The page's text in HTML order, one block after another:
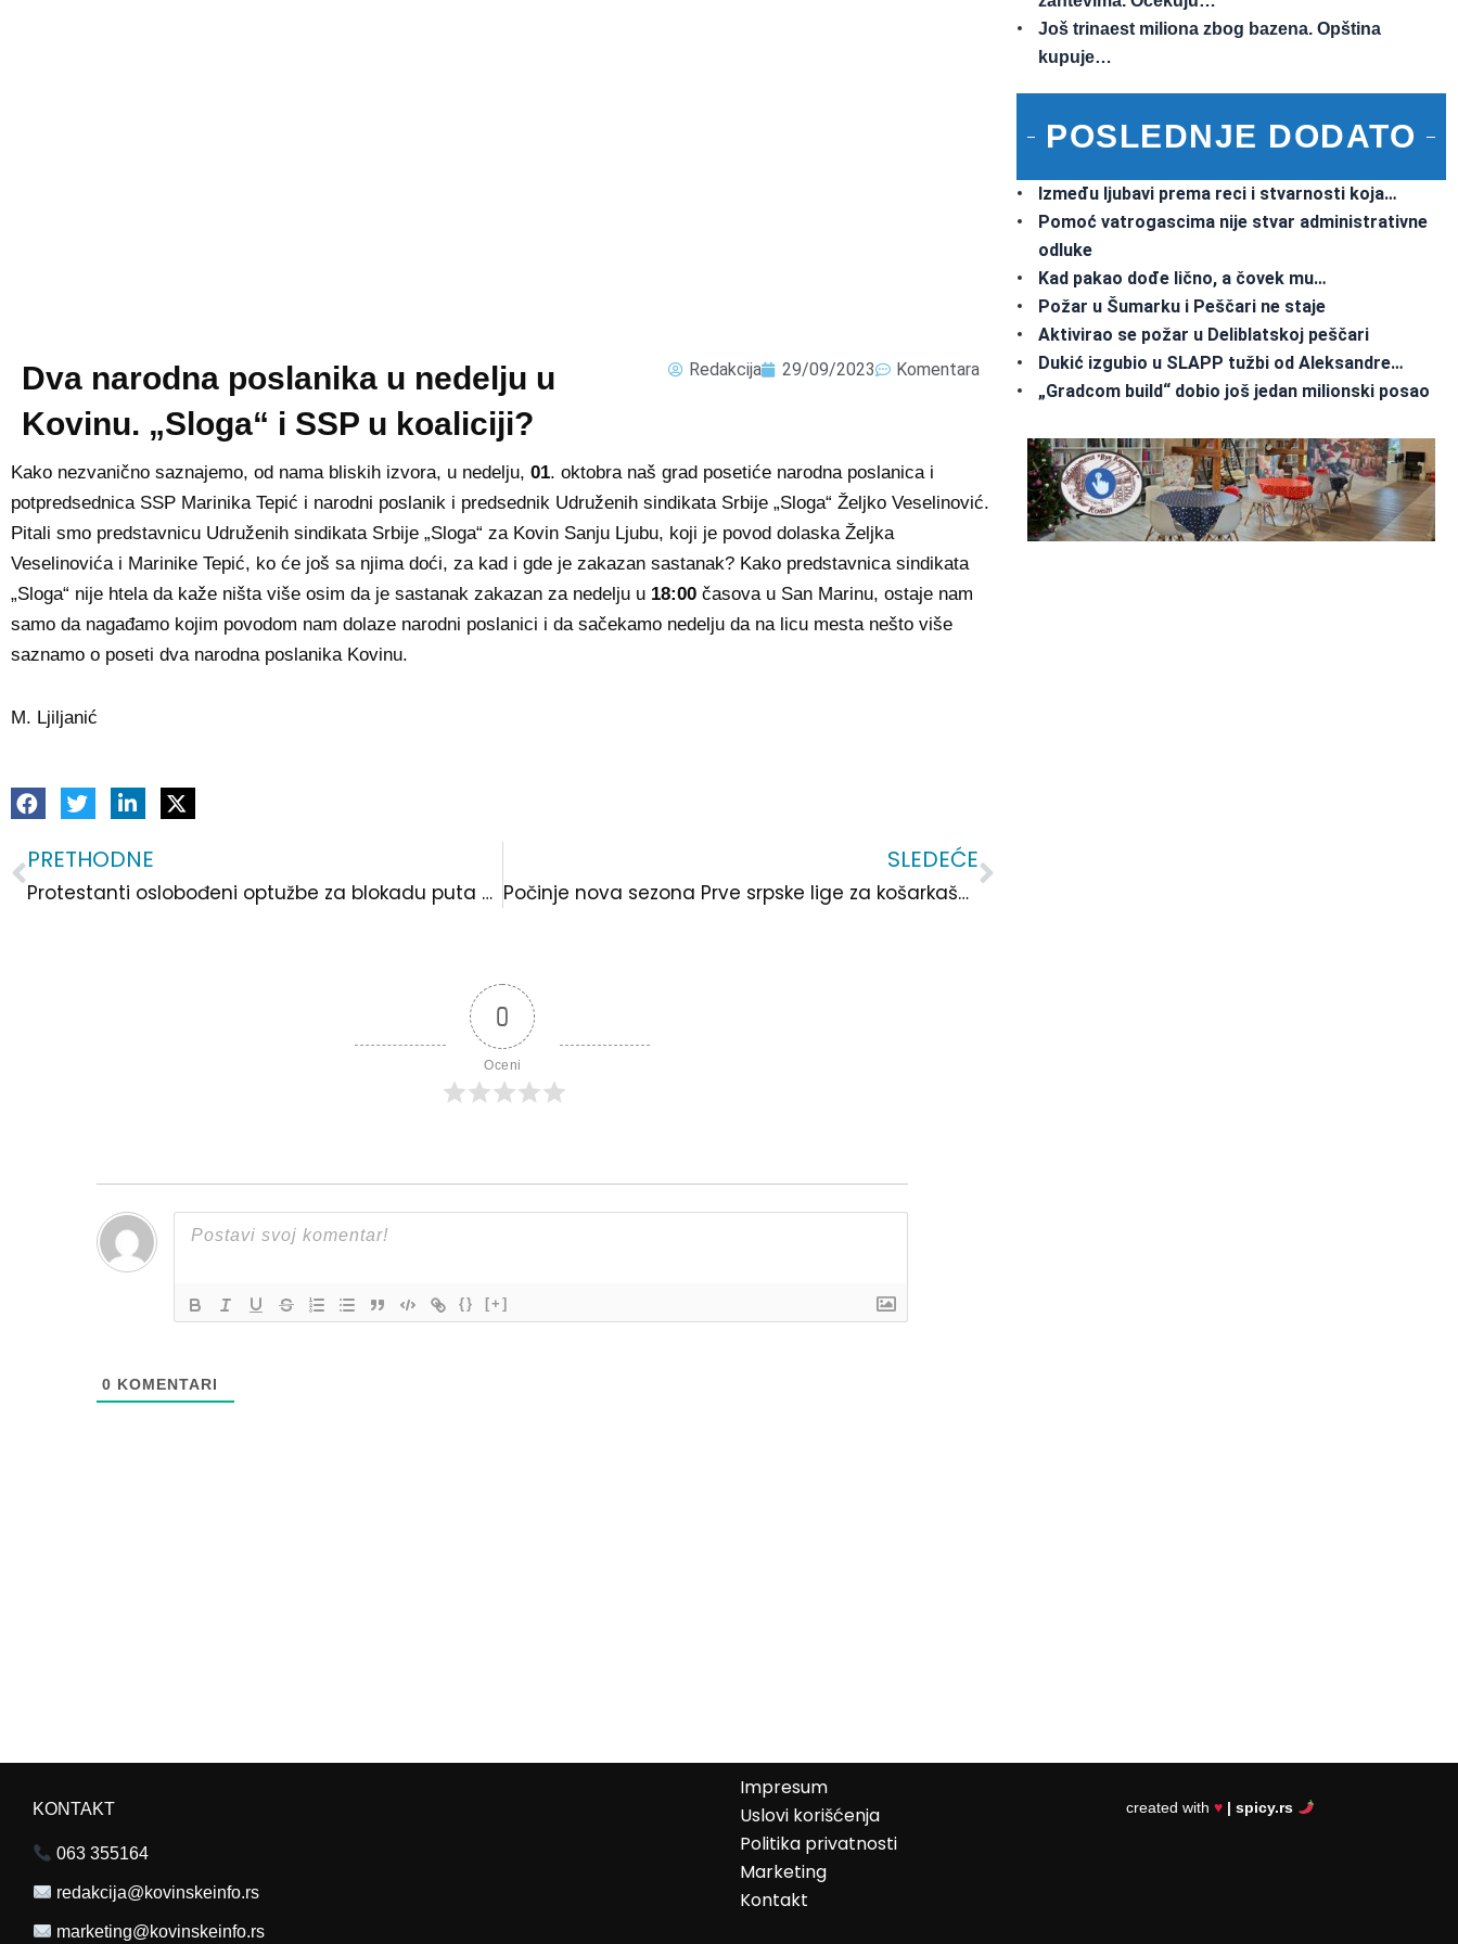
Dva narodna poslanika u nedelju u
Kovinu. „Sloga“ i SSP u koaliciji?
Redakcija 29/09/2023 Komentara
Kako nezvanično saznajemo, od nama bliskih izvora, u nedelju, 01. oktobra naš grad posetiće narodna poslanica i
potpredsednica SSP Marinika Tepić i narodni poslanik i predsednik Udruženih sindikata Srbije „Sloga“ Željko Veselinović.
Pitali smo predstavnicu Udruženih sindikata Srbije „Sloga“ za Kovin Sanju Ljubu, koji je povod dolaska Željka
Veselinovića i Marinike Tepić, ko će još sa njima doći, za kad i gde je zakazan sastanak? Kako predstavnica sindikata
„Sloga“ nije htela da kaže ništa više osim da je sastanak zakazan za nedelju u 18:00 časova u San Marinu, ostaje nam
samo da nagađamo kojim povodom nam dolaze narodni poslanici i da sačekamo nedelju da na licu mesta nešto više
saznamo o poseti dva narodna poslanika Kovinu.
M. Ljiljanić
Prev
PRETHODNE
Protestanti oslobođeni optužbe za blokadu puta 2021.godine
SLEDEĆE
Počinje nova sezona Prve srpske lige za košarkaše: „Subota u 7“
Sledeća
0
Oceni
{} [+]
0 KOMENTARI
Još trinaest miliona zbog bazena. Opština
kupuje…
POSLEDNJE DODATO
Između ljubavi prema reci i stvarnosti koja…
Pomoć vatrogascima nije stvar administrativne
odluke
Kad pakao dođe lično, a čovek mu…
Požar u Šumarku i Peščari ne staje
Aktivirao se požar u Deliblatskoj peščari
Dukić izgubio u SLAPP tužbi od Aleksandre…
„Gradcom build“ dobio još jedan milionski posao
KONTAKT
063 355164
redakcija@kovinskeinfo.rs
marketing@kovinskeinfo.rs
Impresum
Uslovi korišćenja
Politika privatnosti
Marketing
Kontakt
created with ♥ | spicy.rs